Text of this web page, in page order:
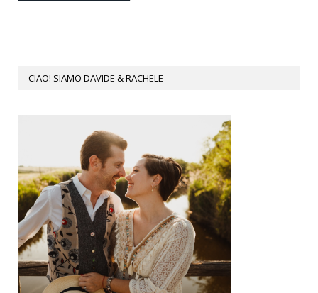
CIAO! SIAMO DAVIDE & RACHELE